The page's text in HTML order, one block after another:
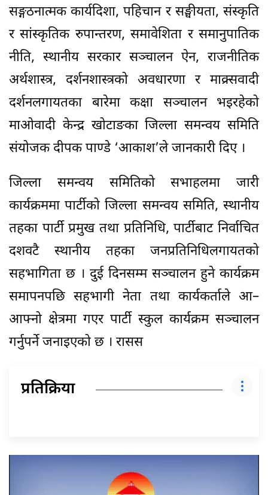
सङ्गठनात्मक कार्यदिशा, पहिचान र सङ्घीयता, संस्कृति
र सांस्कृतिक रुपान्तरण, समावेशिता र समानुपातिक
नीति, स्थानीय सरकार सञ्चालन ऐन, राजनीतिक
अर्थशास्त्र, दर्शनशास्त्रको अवधारणा र माक्र्सवादी
दर्शनलगायतका बारेमा कक्षा सञ्चालन भइरहेको
माओवादी केन्द्र खोटाङका जिल्ला समन्वय समिति
संयोजक दीपक पाण्डे ‘आकाश’ले जानकारी दिए ।
जिल्ला समन्वय समितिको सभाहलमा जारी
कार्यक्रममा पार्टीको जिल्ला समन्वय समिति, स्थानीय
तहका पार्टी प्रमुख तथा प्रतिनिधि, पार्टीबाट निर्वाचित
दशवटै स्थानीय तहका जनप्रतिनिधिलगायतको
सहभागिता छ । दुई दिनसम्म सञ्चालन हुने कार्यक्रम
समापनपछि सहभागी नेता तथा कार्यकर्ताले आ–
आफ्नो क्षेत्रमा गएर पार्टी स्कुल कार्यक्रम सञ्चालन
गर्नुपर्ने जनाइएको छ । रासस
प्रतिक्रिया